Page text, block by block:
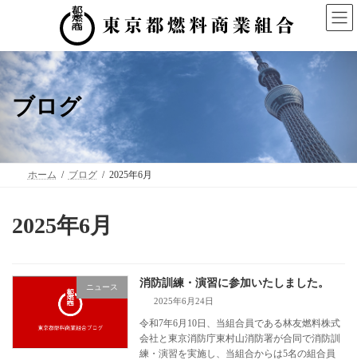
ン
ツ
へ
ス
ー
シ
ョ
ン
ブログ
ホーム ブログ 2025年6月
2025年6月
ニュース 消防訓練・演習に参加いたしました。
2025年6月24日
令和7年6月10日、当組合員である林友燃料株式
会社と東京消防庁東村山消防署が合同で消防訓
練・演習を実施し、当組合からは5名の組合員